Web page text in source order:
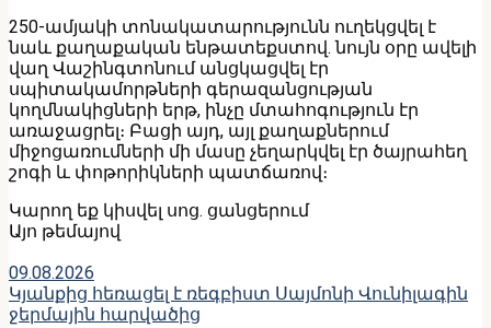
250-ամյակի տոնակատարությունն ուղեկցվել է
նաև քաղաքական ենթատեքստով․ նույն օրը ավելի
վաղ Վաշինգտոնում անցկացվել էր
սպիտակամորթների գերազանցության
կողմնակիցների երթ, ինչը մտահոգություն էր
առաջացրել։ Բացի այդ, այլ քաղաքներում
միջոցառումների մի մասը չեղարկվել էր ծայրահեղ
շոգի և փոթորիկների պատճառով։
Կարող եք կիսվել սոց․ ցանցերում
Այո թեմայով
09.08.2026
Կյանքից հեռացել է ռեգբիստ Սայմոնի Վունիլագին
ջերմային հարվածից